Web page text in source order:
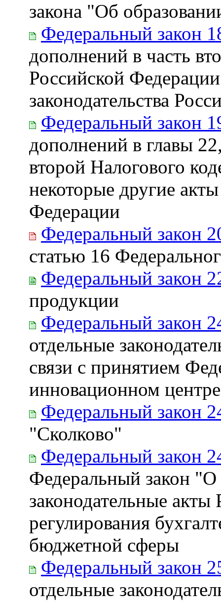
закона "Об
Федеральный закон
дополнений в часть
Российской
законодательства
Федеральный закон
дополнений в главы
второй Налогового
некоторые другие
Федерации
Федеральный закон
статью 16
Федеральный закон
продукции
Федеральный закон
отдельные
связи с принятием
инновационном
Федеральный закон
"Сколково"
Федеральный закон
Федеральный закон "О
законодательные
регулирования
бюджетной сферы
Федеральный закон
отдельные